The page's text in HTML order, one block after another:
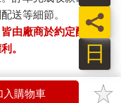
送等細節。
由廠商於約定配送時
。
電話要求您前往
入購物車
日
員